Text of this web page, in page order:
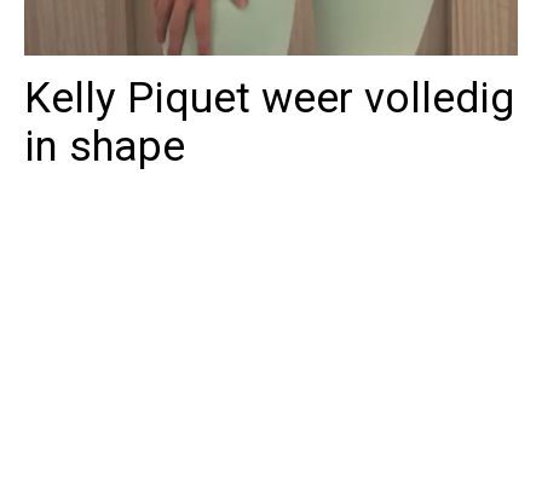
Kelly Piquet weer volledig
in shape